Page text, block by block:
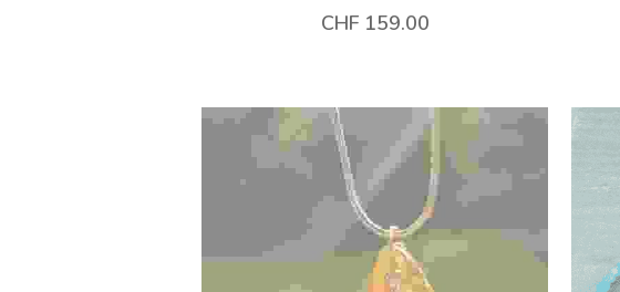
CHF 159.00